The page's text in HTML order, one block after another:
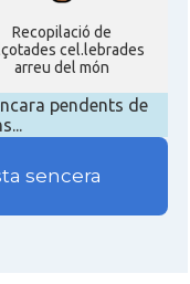
Recopilació de
cel.lebrades
arreu del món
pendents de
sencera